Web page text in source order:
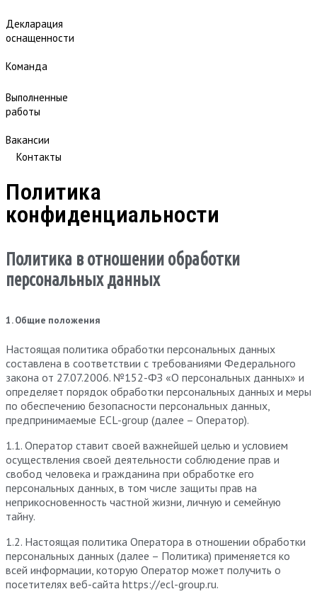
Декларация
оснащенности
Команда
Выполненные
работы
Вакансии
Контакты
Политика
конфиденциальности
Политика в отношении обработки
персональных данных
1. Общие положения
Настоящая политика обработки персональных данных
составлена в соответствии с требованиями Федерального
закона от 27.07.2006. №152-ФЗ «О персональных данных» и
определяет порядок обработки персональных данных и меры
по обеспечению безопасности персональных данных,
предпринимаемые ECL-group (далее – Оператор).
1.1. Оператор ставит своей важнейшей целью и условием
осуществления своей деятельности соблюдение прав и
свобод человека и гражданина при обработке его
персональных данных, в том числе защиты прав на
неприкосновенность частной жизни, личную и семейную
тайну.
1.2. Настоящая политика Оператора в отношении обработки
персональных данных (далее – Политика) применяется ко
всей информации, которую Оператор может получить о
посетителях веб-сайта https://ecl-group.ru.